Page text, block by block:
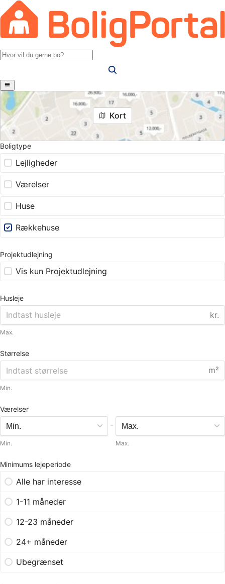
Kort
Boligtype
Lejligheder
Værelser
Huse
Rækkehuse
Projektudlejning
Vis kun Projektudlejning
Husleje
kr.
Max.
Størrelse
m²
Min.
Værelser
Min.
-
Max.
Minimums lejeperiode
Alle har interesse
1-11 måneder
12-23 måneder
24+ måneder
Ubegrænset